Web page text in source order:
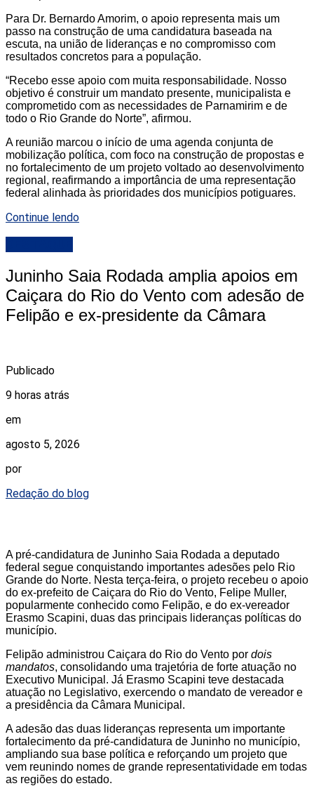
Para Dr. Bernardo Amorim, o apoio representa mais um
passo na construção de uma candidatura baseada na
escuta, na união de lideranças e no compromisso com
resultados concretos para a população.
“Recebo esse apoio com muita responsabilidade. Nosso
objetivo é construir um mandato presente, municipalista e
comprometido com as necessidades de Parnamirim e de
todo o Rio Grande do Norte”, afirmou.
A reunião marcou o início de uma agenda conjunta de
mobilização política, com foco na construção de propostas e
no fortalecimento de um projeto voltado ao desenvolvimento
regional, reafirmando a importância de uma representação
federal alinhada às prioridades dos municípios potiguares.
Continue lendo
Juninho Saia Rodada amplia apoios em
Caiçara do Rio do Vento com adesão de
Felipão e ex-presidente da Câmara
Publicado
9 horas atrás
em
agosto 5, 2026
por
Redação do blog
A pré-candidatura de Juninho Saia Rodada a deputado
federal segue conquistando importantes adesões pelo Rio
Grande do Norte. Nesta terça-feira, o projeto recebeu o apoio
do ex-prefeito de Caiçara do Rio do Vento, Felipe Muller,
popularmente conhecido como Felipão, e do ex-vereador
Erasmo Scapini, duas das principais lideranças políticas do
município.
Felipão administrou Caiçara do Rio do Vento por dois
mandatos, consolidando uma trajetória de forte atuação no
Executivo Municipal. Já Erasmo Scapini teve destacada
atuação no Legislativo, exercendo o mandato de vereador e
a presidência da Câmara Municipal.
A adesão das duas lideranças representa um importante
fortalecimento da pré-candidatura de Juninho no município,
ampliando sua base política e reforçando um projeto que
vem reunindo nomes de grande representatividade em todas
as regiões do estado.